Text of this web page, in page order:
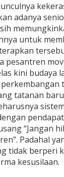
adanya
untuk
pesantren
kini budaya
tatanan
“Jangan
Padahal
tidak berperi
kesusilaan.